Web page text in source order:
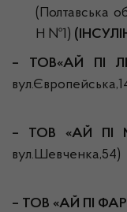
(Полтавська
Н №1)
– ТОВ«АЙ ПІ
– ТОВ «АЙ ПІ
вул.Шевченка,54)
– ТОВ «АЙ ПІ